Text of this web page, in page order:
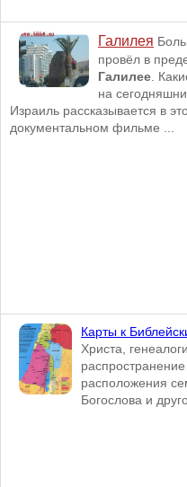
Галилея
провёл в
Галилее .
на
Израиль рассказывается в
документальном фильме ...
Карты к
Христа,
расположения
Богослова и